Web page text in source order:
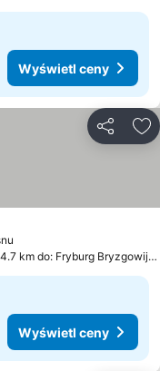
Wyświetl ceny
km do: Fryburg
Wyświetl ceny